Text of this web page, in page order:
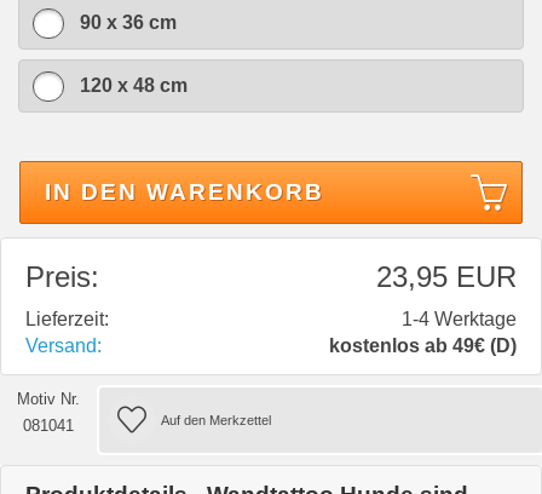
90 x 36 cm
120 x 48 cm
IN DEN WARENKORB
Preis: 23,95 EUR
Lieferzeit:
1-4 Werktage
Versand:
kostenlos ab 49€ (D)
Motiv Nr.
081041